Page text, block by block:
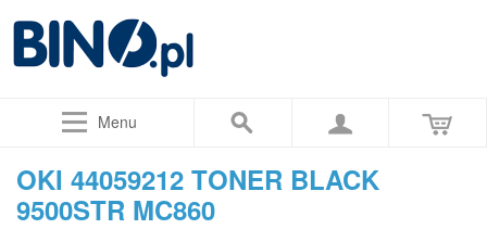
Menu
OKI 44059212 TONER BLACK
9500STR MC860